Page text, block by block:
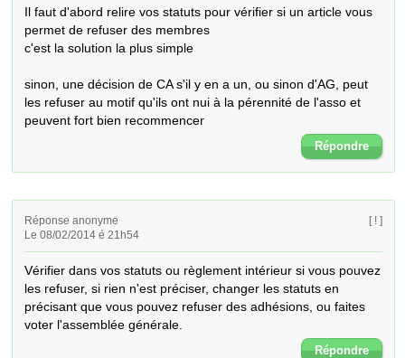
Il faut d'abord relire vos statuts pour vérifier si un article vous
permet de refuser des membres
c'est la solution la plus simple
sinon, une décision de CA s'il y en a un, ou sinon d'AG, peut
les refuser au motif qu'ils ont nui à la pérennité de l'asso et
peuvent fort bien recommencer
Répondre
Réponse anonyme
Le 08/02/2014 é 21h54
[ ! ]
Vérifier dans vos statuts ou règlement intérieur si vous pouvez
les refuser, si rien n'est préciser, changer les statuts en
précisant que vous pouvez refuser des adhésions, ou faites
voter l'assemblée générale.
Répondre